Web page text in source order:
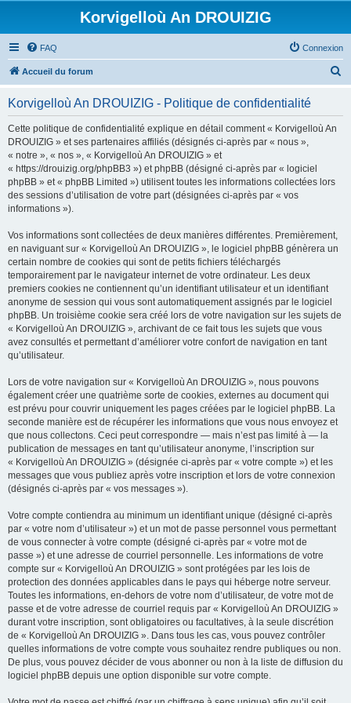
Korvigelloù An DROUIZIG
FAQ Connexion
Accueil du forum
Korvigelloù An DROUIZIG - Politique de confidentialité
Cette politique de confidentialité explique en détail comment « Korvigelloù An
DROUIZIG » et ses partenaires affiliés (désignés ci-après par « nous »,
« notre », « nos », « Korvigelloù An DROUIZIG » et
« https://drouizig.org/phpBB3 ») et phpBB (désigné ci-après par « logiciel
phpBB » et « phpBB Limited ») utilisent toutes les informations collectées lors
des sessions d’utilisation de votre part (désignées ci-après par « vos
informations »).
Vos informations sont collectées de deux manières différentes. Premièrement,
en naviguant sur « Korvigelloù An DROUIZIG », le logiciel phpBB génèrera un
certain nombre de cookies qui sont de petits fichiers téléchargés
temporairement par le navigateur internet de votre ordinateur. Les deux
premiers cookies ne contiennent qu’un identifiant utilisateur et un identifiant
anonyme de session qui vous sont automatiquement assignés par le logiciel
phpBB. Un troisième cookie sera créé lors de votre navigation sur les sujets de
« Korvigelloù An DROUIZIG », archivant de ce fait tous les sujets que vous
avez consultés et permettant d’améliorer votre confort de navigation en tant
qu’utilisateur.
Lors de votre navigation sur « Korvigelloù An DROUIZIG », nous pouvons
également créer une quatrième sorte de cookies, externes au document qui
est prévu pour couvrir uniquement les pages créées par le logiciel phpBB. La
seconde manière est de récupérer les informations que vous nous envoyez et
que nous collectons. Ceci peut correspondre — mais n’est pas limité à — la
publication de messages en tant qu’utilisateur anonyme, l’inscription sur
« Korvigelloù An DROUIZIG » (désignée ci-après par « votre compte ») et les
messages que vous publiez après votre inscription et lors de votre connexion
(désignés ci-après par « vos messages »).
Votre compte contiendra au minimum un identifiant unique (désigné ci-après
par « votre nom d’utilisateur ») et un mot de passe personnel vous permettant
de vous connecter à votre compte (désigné ci-après par « votre mot de
passe ») et une adresse de courriel personnelle. Les informations de votre
compte sur « Korvigelloù An DROUIZIG » sont protégées par les lois de
protection des données applicables dans le pays qui héberge notre serveur.
Toutes les informations, en-dehors de votre nom d’utilisateur, de votre mot de
passe et de votre adresse de courriel requis par « Korvigelloù An DROUIZIG »
durant votre inscription, sont obligatoires ou facultatives, à la seule discrétion
de « Korvigelloù An DROUIZIG ». Dans tous les cas, vous pouvez contrôler
quelles informations de votre compte vous souhaitez rendre publiques ou non.
De plus, vous pouvez décider de vous abonner ou non à la liste de diffusion du
logiciel phpBB depuis une option disponible sur votre compte.